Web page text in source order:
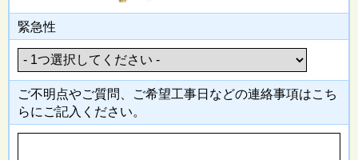
緊急性
ご不明点やご質問、ご希望工事日などの連絡事項はこち
らにご記入 ください。